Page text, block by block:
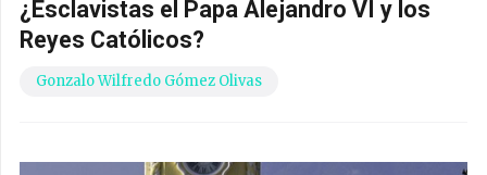
¿Esclavistas el Papa Alejandro VI y los
Reyes Católicos?
Gonzalo Wilfredo Gómez Olivas